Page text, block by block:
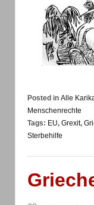
Posted in Alle
Menschenrechte
Tags: EU, Grexit,
Sterbehilfe